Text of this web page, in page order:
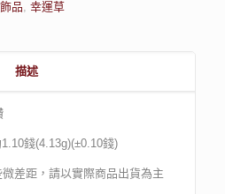
品 幸運草
描述
錢(4.13g)(±0.10錢)
差距，請以實際商品出貨為主